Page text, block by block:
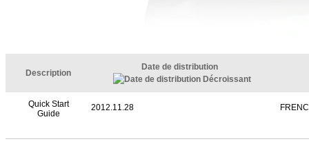
Description
Date de distribution
Quick Start
Guide
2012.11.28